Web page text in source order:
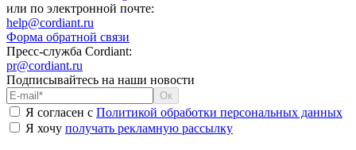
или по электронной почте:
help@cordiant.ru
Форма обратной связи
Пресс-служба Cordiant:
pr@cordiant.ru
Подписывайтесь на наши новости
Я согласен с Политикой обработки персональных данных
Я хочу получать рекламную рассылку